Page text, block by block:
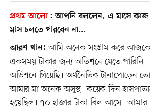
প্রথম আলো:আপনি বললেন, এ মাসে কাজ
মাস চলতে পারবেন না...
আরশ খান:আমি অনেক সংগ্রাম করে
একসময় টাকার জন্য অডিশনে যেতে
অডিশনে গিয়েছি। অর্থনৈতিক টানাপোড়েন
আমার মা অনেক অসুস্থ। কয়েক দিন
হয়েছিল। ৭০ হাজার টাকা বিল আসে।